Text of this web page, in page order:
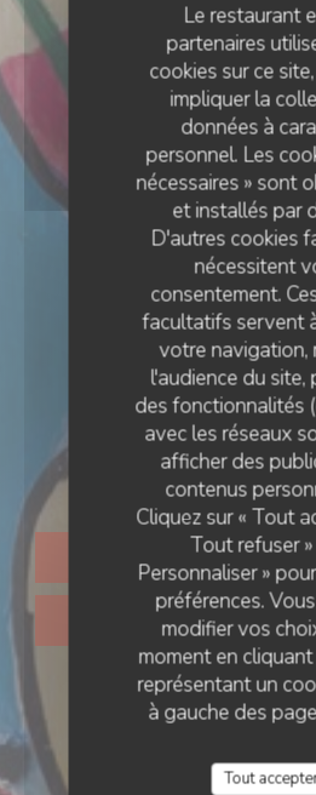
Le restaurant
partenaires
cookies sur ce
impliquer la
données à
personnel. Les
nécessaires » sont
et installés par
D'autres cookies
nécessitent
consentement.
facultatifs servent
votre navigation,
l'audience du site,
des fonctionnalités
avec les réseaux
afficher des
contenus
Cliquez sur « Tout
Tout refuser »
Personnaliser »
préférences.
modifier vos
moment en
représentant un
à gauche des
Tout
& BAR•
RÉSERVER
VENTE À